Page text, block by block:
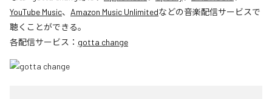
YouTube Music、 Amazon Music Unlimitedなどの音楽配信サービスで
聴くことができる。
各配信サービス： gotta change